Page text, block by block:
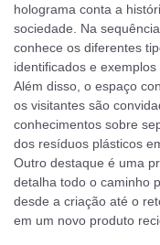
holograma conta a
sociedade. Na
conhece os diferentes
identificados e exemplos
Além disso, o espaço
os visitantes são
conhecimentos sobre
dos resíduos plásticos
Outro destaque é uma
detalha todo o caminho
desde a criação até o
em um novo produto